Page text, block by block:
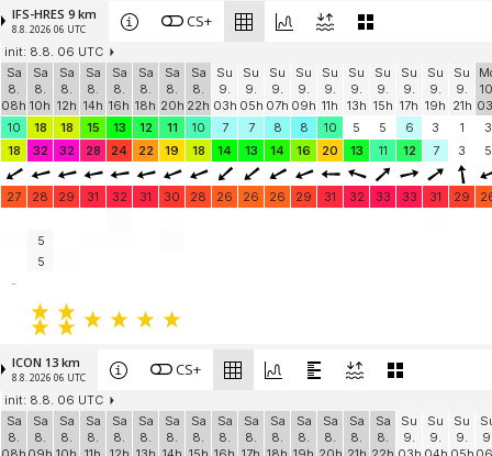
IFS-HRES 9 km
8.8. 2026 06 UTC CS+
init: 8.8. 06 UTC
Sa
8.
08h
Sa
8.
10h
Sa
8.
12h
Sa
8.
14h
Sa
8.
16h
Sa
8.
18h
Sa
8.
20h
Sa
8.
22h
Su
9.
03h
Su
9.
05h
Su
9.
07h
Su
9.
09h
Su
9.
11h
Su
9.
13h
Su
9.
15h
Su
9.
17h
Su
9.
19h
Su
9.
21h
10
18 18 15 13 12 11 10 7 7 8 8 10 5 5 6 3 1
3
18
32 32 28 24 22 19 18 14 13 14 16 20 13 11 12 7 3 5
27 28 29 31 32 31 30 28 26 26 26 29 31 32 33 33 31 29
5
5
-
ICON 13 km
8.8. 2026 06 UTC CS+
init: 8.8. 06 UTC
Sa
8.
Sa
8.
Sa
8.
Sa
8.
Sa
8.
Sa
8.
Sa
8.
Sa
8.
Sa
8.
Sa
8.
Sa
8.
Sa
8.
Sa
8.
Sa
8.
Sa
8.
Su
9.
Su
9.
Su
9.